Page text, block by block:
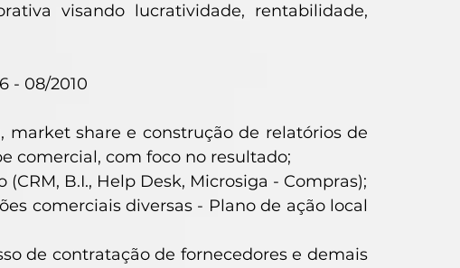
visando lucratividade, rentabilidade,
- 08/2010
market share e construção de relatórios de
comercial, com foco no resultado;
B.I., Help Desk, Microsiga - Compras);
comerciais diversas - Plano de ação local
de contratação de fornecedores e demais